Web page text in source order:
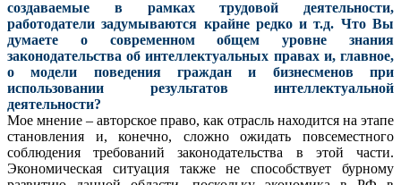
создаваемые в рамках трудовой деятельности,
работодатели задумываются крайне редко и т.д. Что Вы
думаете о современном общем уровне знания
законодательства об интеллектуальных правах и, главное,
о модели поведения граждан и бизнесменов при
использовании результатов интеллектуальной
деятельности?
Мое мнение – авторское право, как отрасль находится на этапе
становления и, конечно, сложно ожидать повсеместного
соблюдения требований законодательства в этой части.
Экономическая ситуация также не способствует бурному